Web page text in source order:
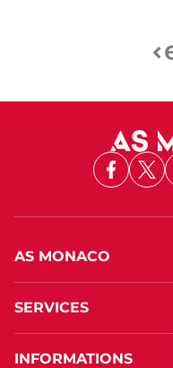
X
AS MONACO
SERVICES
INFORMATIONS